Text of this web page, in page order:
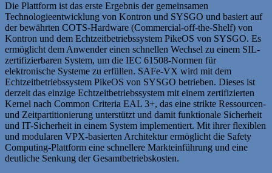
Die Plattform ist das erste Ergebnis der gemeinsamen
Technologieentwicklung von Kontron und SYSGO und basiert auf
der bewährten COTS-Hardware (Commercial-off-the-Shelf) von
Kontron und dem Echtzeitbetriebssystem PikeOS von SYSGO. Es
ermöglicht dem Anwender einen schnellen Wechsel zu einem SIL-
zertifizierbaren System, um die IEC 61508-Normen für
elektronische Systeme zu erfüllen. SAFe-VX wird mit dem
Echtzeitbetriebssystem PikeOS von SYSGO betrieben. Dieses ist
derzeit das einzige Echtzeitbetriebssystem mit einem zertifizierten
Kernel nach Common Criteria EAL 3+, das eine strikte Ressourcen-
und Zeitpartitionierung unterstützt und damit funktionale Sicherheit
und IT-Sicherheit in einem System implementiert. Mit ihrer flexiblen
und modularen VPX-basierten Architektur ermöglicht die Safety
Computing-Plattform eine schnellere Markteinführung und eine
deutliche Senkung der Gesamtbetriebskosten.